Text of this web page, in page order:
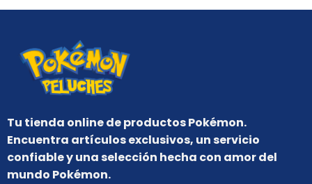
Tu tienda online de productos Pokémon.
Encuentra artículos exclusivos, un servicio
confiable y una selección hecha con amor del
mundo Pokémon.